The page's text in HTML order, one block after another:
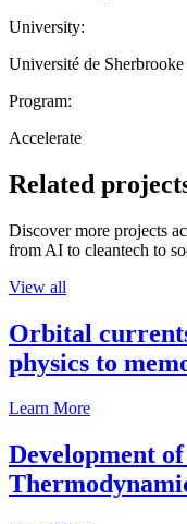
University:
Université de Sherbrooke
Program:
Accelerate
Related
Discover more projects
from AI to cleantech to
View all
Orbital
physics to
Learn More
Development